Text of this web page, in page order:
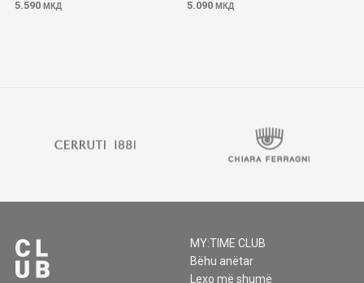
5.590 МКД 5.090 МКД
MY:TIME CLUB
Bëhu anëtar
Lexo më shumë